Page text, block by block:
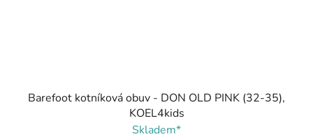
Barefoot kotníková obuv - DON OLD PINK (32-35),
KOEL4kids
Skladem*